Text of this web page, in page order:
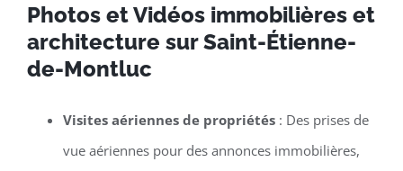
Photos et Vidéos immobilières et
architecture sur Saint-Étienne-
de-Montluc
Visites aériennes de propriétés: Des prises de
vue aériennes pour des annonces immobilières,